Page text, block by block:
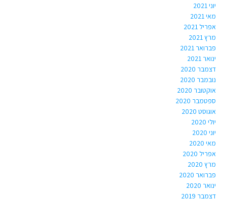
יוני 2021
מאי 2021
אפריל 2021
מרץ 2021
פברואר 2021
ינואר 2021
דצמבר 2020
נובמבר 2020
אוקטובר 2020
ספטמבר 2020
אוגוסט 2020
יולי 2020
יוני 2020
מאי 2020
אפריל 2020
מרץ 2020
פברואר 2020
ינואר 2020
דצמבר 2019